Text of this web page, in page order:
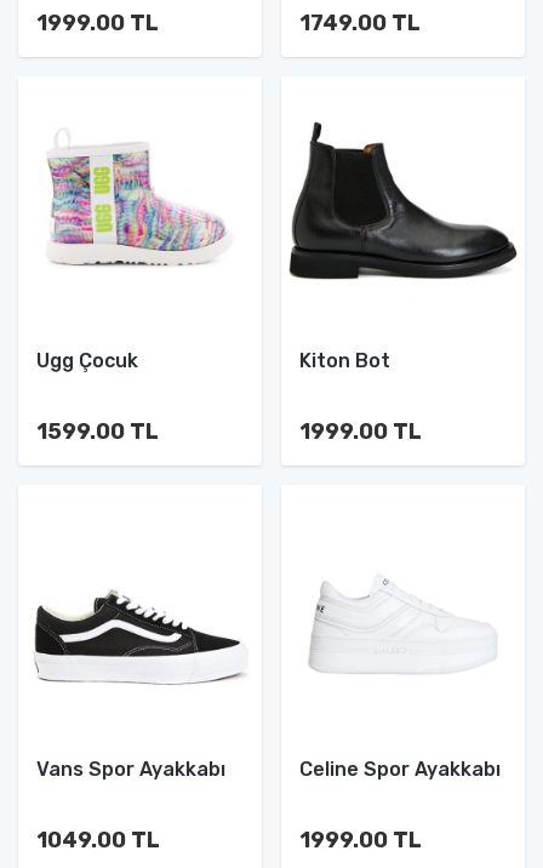
1999.00 TL 1749.00 TL
Ugg Çocuk
1599.00 TL
Kiton Bot
1999.00 TL
Vans Spor Ayakkabı
1049.00 TL
Celine Spor Ayakkabı
1999.00 TL